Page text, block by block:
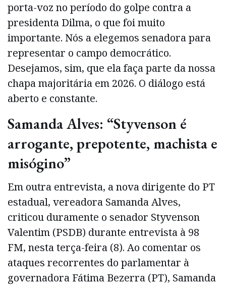
porta-voz no período do golpe contra a
presidenta Dilma, o que foi muito
importante. Nós a elegemos senadora para
representar o campo democrático.
Desejamos, sim, que ela faça parte da nossa
chapa majoritária em 2026. O diálogo está
aberto e constante.
Samanda Alves: “Styvenson é
arrogante, prepotente, machista e
misógino”
Em outra entrevista, a nova dirigente do PT
estadual, vereadora Samanda Alves,
criticou duramente o senador Styvenson
Valentim (PSDB) durante entrevista à 98
FM, nesta terça-feira (8). Ao comentar os
ataques recorrentes do parlamentar à
governadora Fátima Bezerra (PT), Samanda